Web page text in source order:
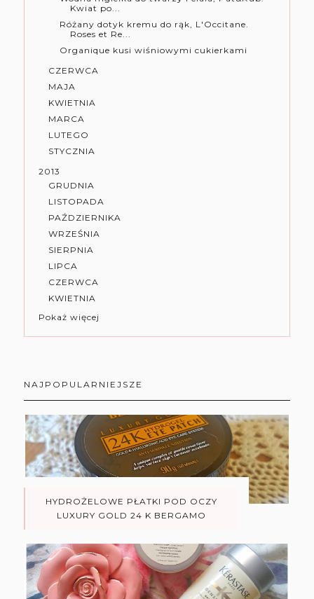
Kwiat po...
Różany dotyk kremu do rąk, L'Occitane.
Roses et Re...
Organique kusi wiśniowymi cukierkami
CZERWCA
MAJA
KWIETNIA
MARCA
LUTEGO
STYCZNIA
2013
GRUDNIA
LISTOPADA
PAŹDZIERNIKA
WRZEŚNIA
SIERPNIA
LIPCA
CZERWCA
KWIETNIA
Pokaż więcej
NAJPOPULARNIEJSZE
HYDROŻELOWE PŁATKI POD OCZY
LUXURY GOLD 24 K BERGAMO